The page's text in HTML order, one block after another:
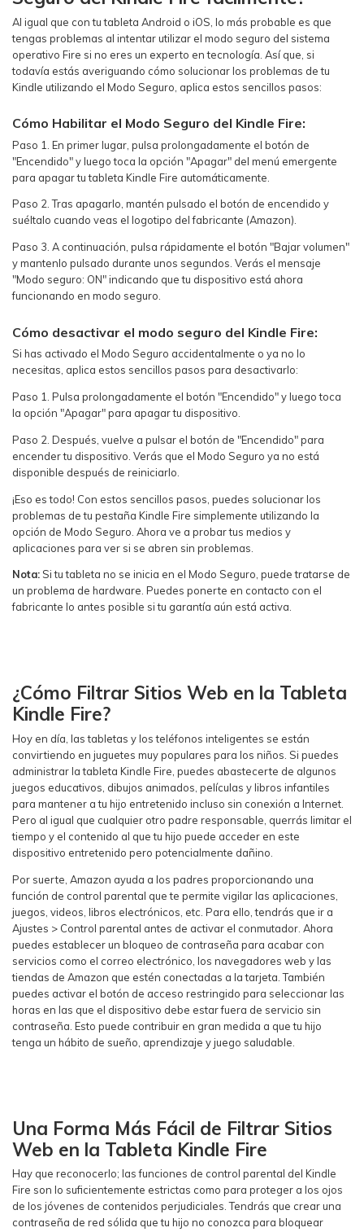
Al igual que con tu tableta Android o iOS, lo más probable es que
tengas problemas al intentar utilizar el modo seguro del sistema
operativo Fire si no eres un experto en tecnología. Así que, si
todavía estás averiguando cómo solucionar los problemas de tu
Kindle utilizando el Modo Seguro, aplica estos sencillos pasos:
Cómo Habilitar el Modo Seguro del Kindle Fire:
Paso 1. En primer lugar, pulsa prolongadamente el botón de
"Encendido" y luego toca la opción "Apagar" del menú emergente
para apagar tu tableta Kindle Fire automáticamente.
Paso 2. Tras apagarlo, mantén pulsado el botón de encendido y
suéltalo cuando veas el logotipo del fabricante (Amazon).
Paso 3. A continuación, pulsa rápidamente el botón "Bajar volumen"
y mantenlo pulsado durante unos segundos. Verás el mensaje
"Modo seguro: ON" indicando que tu dispositivo está ahora
funcionando en modo seguro.
Cómo desactivar el modo seguro del Kindle Fire:
Si has activado el Modo Seguro accidentalmente o ya no lo
necesitas, aplica estos sencillos pasos para desactivarlo:
Paso 1. Pulsa prolongadamente el botón "Encendido" y luego toca
la opción "Apagar" para apagar tu dispositivo.
Paso 2. Después, vuelve a pulsar el botón de "Encendido" para
encender tu dispositivo. Verás que el Modo Seguro ya no está
disponible después de reiniciarlo.
¡Eso es todo! Con estos sencillos pasos, puedes solucionar los
problemas de tu pestaña Kindle Fire simplemente utilizando la
opción de Modo Seguro. Ahora ve a probar tus medios y
aplicaciones para ver si se abren sin problemas.
Nota: Si tu tableta no se inicia en el Modo Seguro, puede tratarse de
un problema de hardware. Puedes ponerte en contacto con el
fabricante lo antes posible si tu garantía aún está activa.
¿Cómo Filtrar Sitios Web en la Tableta
Kindle Fire?
Hoy en día, las tabletas y los teléfonos inteligentes se están
convirtiendo en juguetes muy populares para los niños. Si puedes
administrar la tableta Kindle Fire, puedes abastecerte de algunos
juegos educativos, dibujos animados, películas y libros infantiles
para mantener a tu hijo entretenido incluso sin conexión a Internet.
Pero al igual que cualquier otro padre responsable, querrás limitar el
tiempo y el contenido al que tu hijo puede acceder en este
dispositivo entretenido pero potencialmente dañino.
Por suerte, Amazon ayuda a los padres proporcionando una
función de control parental que te permite vigilar las aplicaciones,
juegos, videos, libros electrónicos, etc. Para ello, tendrás que ir a
Ajustes > Control parental antes de activar el conmutador. Ahora
puedes establecer un bloqueo de contraseña para acabar con
servicios como el correo electrónico, los navegadores web y las
tiendas de Amazon que estén conectadas a la tarjeta. También
puedes activar el botón de acceso restringido para seleccionar las
horas en las que el dispositivo debe estar fuera de servicio sin
contraseña. Esto puede contribuir en gran medida a que tu hijo
tenga un hábito de sueño, aprendizaje y juego saludable.
Una Forma Más Fácil de Filtrar Sitios
Web en la Tableta Kindle Fire
Hay que reconocerlo; las funciones de control parental del Kindle
Fire son lo suficientemente estrictas como para proteger a los ojos
de los jóvenes de contenidos perjudiciales. Tendrás que crear una
contraseña de red sólida que tu hijo no conozca para bloquear